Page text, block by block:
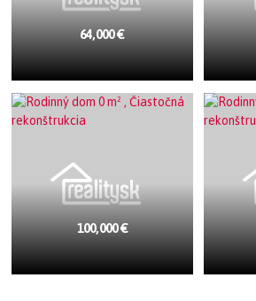
64,000 €
100,000 €